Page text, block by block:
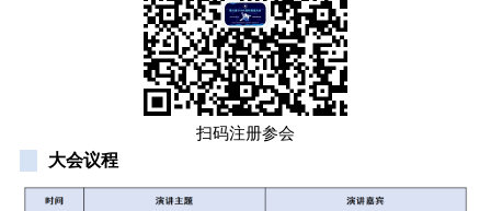
扫码注册参会
大会议程